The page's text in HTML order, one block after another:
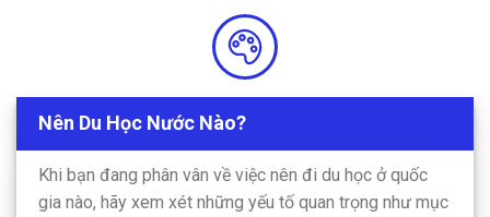
Nên Du Học Nước Nào?
Khi bạn đang phân vân về việc nên đi du học ở quốc
gia nào, hãy xem xét những yếu tố quan trọng như mục